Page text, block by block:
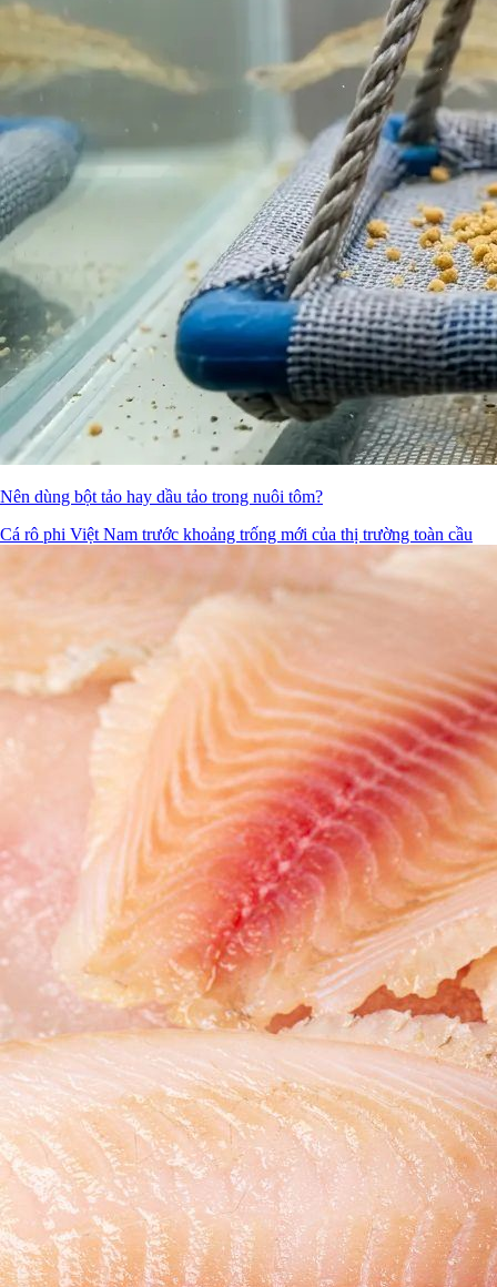
Nên dùng bột tảo hay dầu tảo trong nuôi tôm?
Cá rô phi Việt Nam trước khoảng trống mới của thị trường toàn cầu